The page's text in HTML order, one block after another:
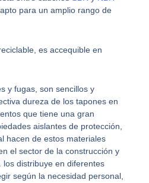
para un amplio rango de
es accequible en
y fugas, son sencillos y
dureza de los tapones en
que tiene una gran
aislantes de protección,
hacen de estos materiales
el sector de la construcción y
los distribuye en diferentes
según la necesidad personal,